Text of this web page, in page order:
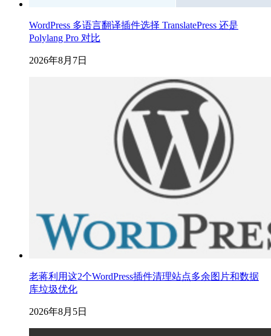
WordPress 多语言翻译插件选择 TranslatePress 还是
Polylang Pro 对比
2026年8月7日
老蒋利用这2个WordPress插件清理站点多余图片和数据
库垃圾优化
2026年8月5日